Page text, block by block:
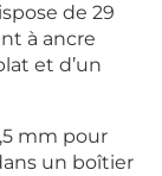
de 29
à ancre
et d’un
mm pour
un boîtier